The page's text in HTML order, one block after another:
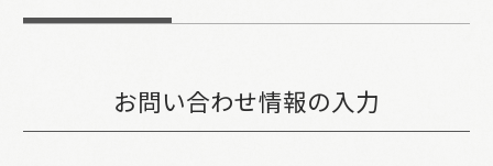
お問い合わせ情報の入力